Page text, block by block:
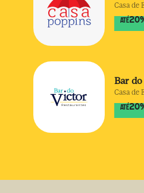
Casa de
ATÉ20
Bar
Casa de
ATÉ20